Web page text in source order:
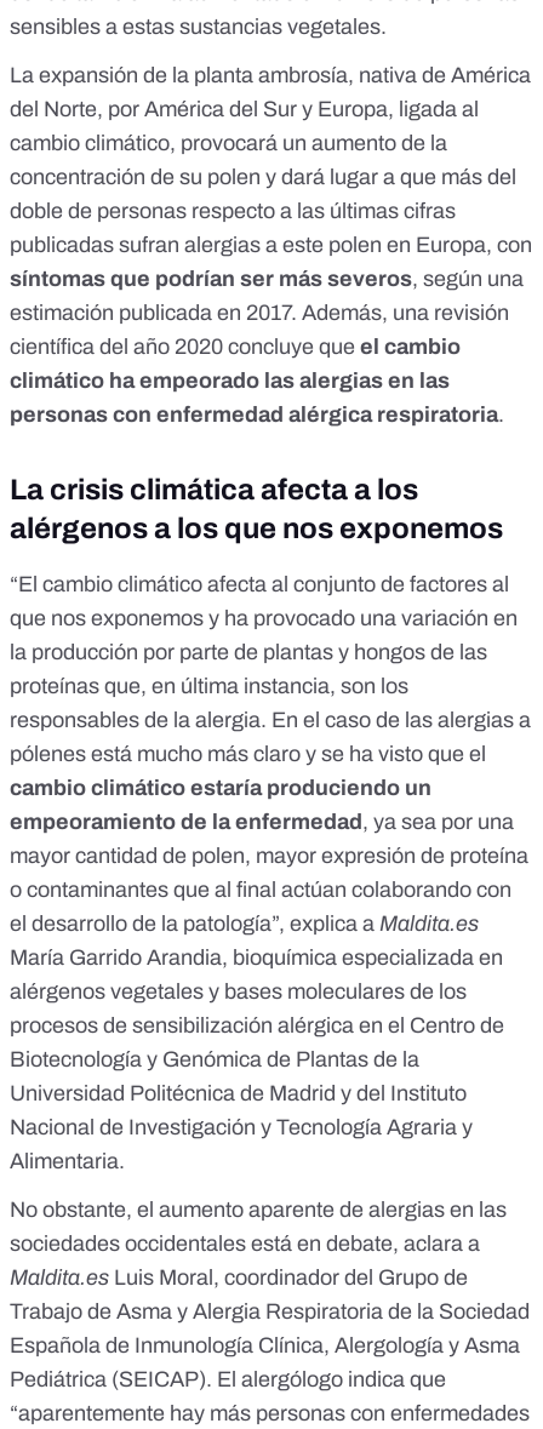
sensibles a estas sustancias vegetales.
La expansión de la planta ambrosía, nativa de América
del Norte, por América del Sur y Europa, ligada al
cambio climático, provocará un aumento de la
concentración de su polen y dará lugar a que más del
doble de personas respecto a las últimas cifras
publicadas sufran alergias a este polen en Europa, con
síntomas que podrían ser más severos, según una
estimación publicada en 2017. Además, una revisión
científica del año 2020 concluye que el cambio
climático ha empeorado las alergias en las
personas con enfermedad alérgica respiratoria.
La crisis climática afecta a los
alérgenos a los que nos exponemos
“El cambio climático afecta al conjunto de factores al
que nos exponemos y ha provocado una variación en
la producción por parte de plantas y hongos de las
proteínas que, en última instancia, son los
responsables de la alergia. En el caso de las alergias a
pólenes está mucho más claro y se ha visto que el
cambio climático estaría produciendo un
empeoramiento de la enfermedad , ya sea por una
mayor cantidad de polen, mayor expresión de proteína
o contaminantes que al final actúan colaborando con
el desarrollo de la patología”, explica a Maldita.es
María Garrido Arandia, bioquímica especializada en
alérgenos vegetales y bases moleculares de los
procesos de sensibilización alérgica en el Centro de
Biotecnología y Genómica de Plantas de la
Universidad Politécnica de Madrid y del Instituto
Nacional de Investigación y Tecnología Agraria y
Alimentaria.
No obstante, el aumento aparente de alergias en las
sociedades occidentales está en debate, aclara a
Maldita.es Luis Moral, coordinador del Grupo de
Trabajo de Asma y Alergia Respiratoria de la Sociedad
Española de Inmunología Clínica, Alergología y Asma
Pediátrica (SEICAP). El alergólogo indica que
“aparentemente hay más personas con enfermedades